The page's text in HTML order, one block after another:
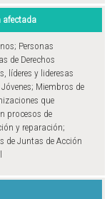
afectada
Personas
de Derechos
líderes y lideresas
Miembros de
que
procesos de
y reparación;
de Juntas de Acción